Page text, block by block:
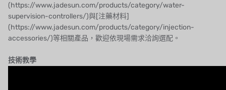
(https://www.jadesun.com/products/category/water-
supervision-controllers/)與[注藥材料]
(https://www.jadesun.com/products/category/injection-
accessories/)等相關產品，歡迎依現場需求洽詢選配。
技術教學